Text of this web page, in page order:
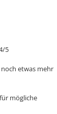
5
etwas mehr
mögliche